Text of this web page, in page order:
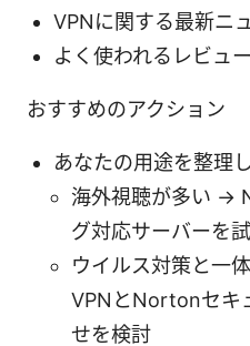
VPNに関する最新ニ
よく使われるレビュ
おすすめのアクション
あなたの用途を整理
海外視聴が多い →
グ対応サーバーを
ウイルス対策と一
VPNとNortonセキ
せを検討